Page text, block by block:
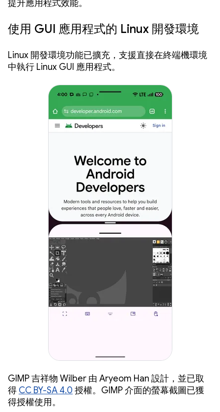
提升應用程式效能。
使用 GUI 應用程式的 Linux 開發環境
Linux 開發環境功能已擴充，支援直接在終端機環境
中執行 Linux GUI 應用程式。
GIMP 吉祥物 Wilber 由 Aryeom Han 設計，並已取
得 CC BY-SA 4.0 授權。GIMP 介面的螢幕截圖已獲
得授權使用。